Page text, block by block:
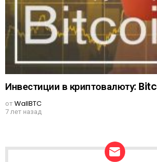
Инвестиции в криптовалюту:
отWallBTC
7 лет назад